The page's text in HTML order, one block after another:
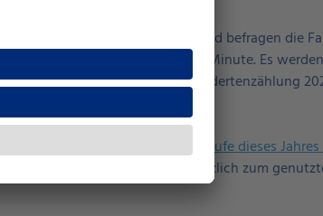
Nahverkehrs unterwegs und befragen die
und dauert weniger als eine Minute. Es
der Aufschrift „Schwerbehindertenzählung
Mittelthüringen (VMT) im Verlaufe dieses
werden die Fahrgäste zusätzlich zum